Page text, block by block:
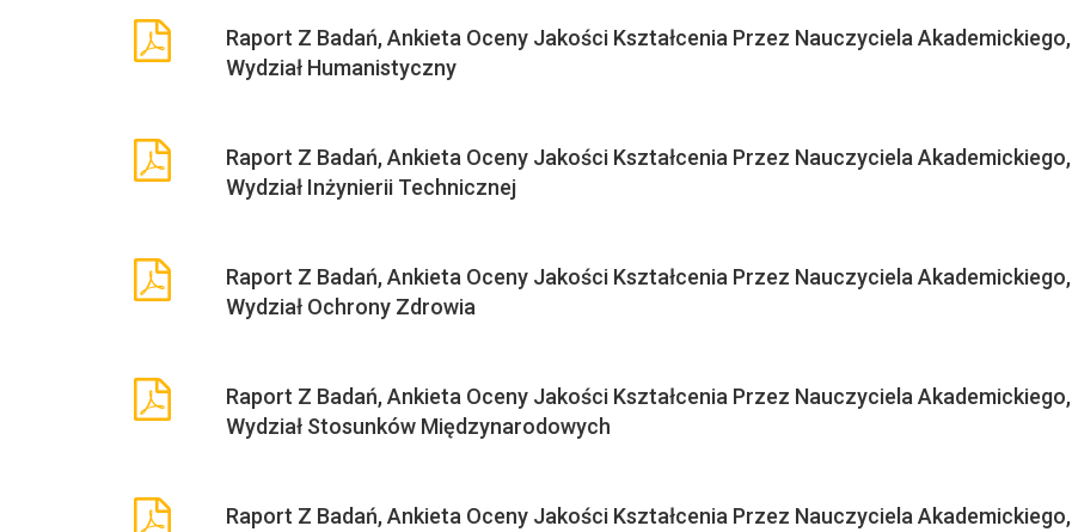
Raport Z Badań, Ankieta Oceny Jakości Kształcenia Przez Nauczyciela Akademickiego,
Wydział Humanistyczny
Raport Z Badań, Ankieta Oceny Jakości Kształcenia Przez Nauczyciela Akademickiego,
Wydział Inżynierii Technicznej
Raport Z Badań, Ankieta Oceny Jakości Kształcenia Przez Nauczyciela Akademickiego,
Wydział Ochrony Zdrowia
Raport Z Badań, Ankieta Oceny Jakości Kształcenia Przez Nauczyciela Akademickiego,
Wydział Stosunków Międzynarodowych
Raport Z Badań, Ankieta Oceny Jakości Kształcenia Przez Nauczyciela Akademickiego,